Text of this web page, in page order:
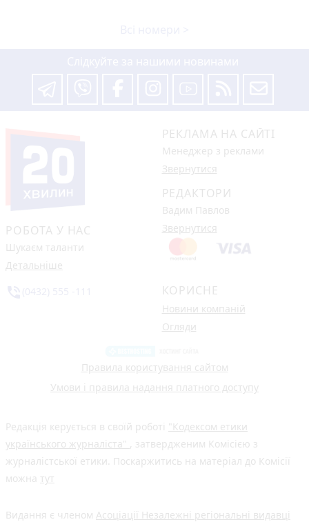
РОБОТА У НАС
Шукаєм таланти
Детальніше
РЕКЛАМА НА САЙТІ
Менеджер з реклами
Звернутися
РЕДАКТОРИ
Вадим Павлов
Звернутися
КОРИСНЕ
Новини компаній
Огляди
Правила користування сайтом
Умови і правила надання платного доступу
Редакція керується в своїй роботі "Кодексом етики
українського журналіста" , затвердженим Комісією з
журналістської етики. Поскаржитись на матеріал до Комісії
можна тут
Видання є членом Асоціації Незалежні регіональні видавці